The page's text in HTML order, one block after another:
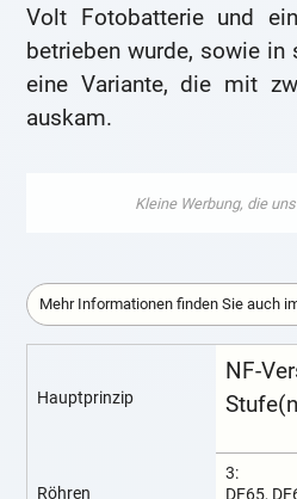
Volt Fotobatterie und
betrieben wurde, sowie in
eine Variante, die mit
auskam.
Mehr Informationen finden Sie auch
Hauptprinzip
NF-
Röhren
3: